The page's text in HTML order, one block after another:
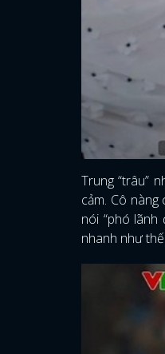
Trung “trâu”
cảm. Cô
nói “phó lãnh
nhanh như